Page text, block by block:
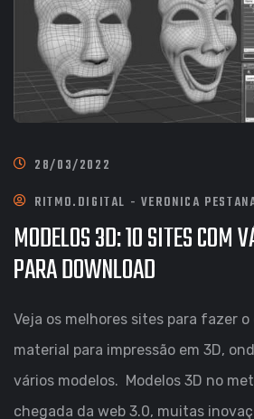
28/03/2022
RITMO.DIGITAL - VERONICA
MODELOS 3D: 10 SITES COM
PARA DOWNLOAD
Veja os melhores sites para fazer
material para impressão em 3D,
vários modelos. Modelos 3D no
chegada da web 3.0, muitas